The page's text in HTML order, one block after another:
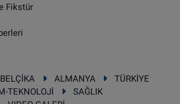
Fikstür
BELÇİKA ALMANYA
TÜRKİYE
TEKNOLOJİ
SAĞLIK